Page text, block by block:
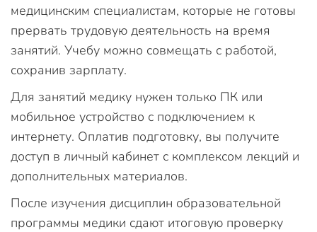
медицинским специалистам, которые не готовы
прервать трудовую деятельность на время
занятий. Учебу можно совмещать с работой,
сохранив зарплату.
Для занятий медику нужен только ПК или
мобильное устройство с подключением к
интернету. Оплатив подготовку, вы получите
доступ в личный кабинет с комплексом лекций и
дополнительных материалов.
После изучения дисциплин образовательной
программы медики сдают итоговую проверку